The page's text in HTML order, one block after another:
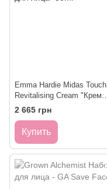
Emma Hardie Midas Touch
Revitalising Cream "Крем
восстанавливающий для
лица" 50ml
2 665 грн
Купить